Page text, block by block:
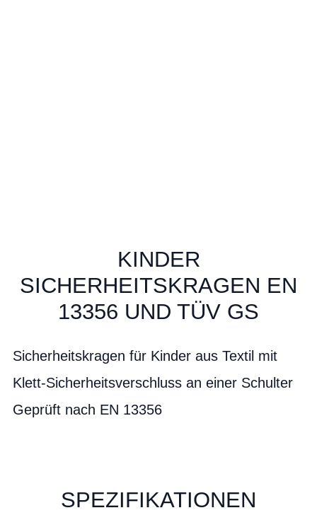
KINDER
SICHERHEITSKRAGEN EN
13356 UND TÜV GS
Sicherheitskragen für Kinder aus Textil mit
Klett-Sicherheitsverschluss an einer Schulter
Geprüft nach EN 13356
SPEZIFIKATIONEN